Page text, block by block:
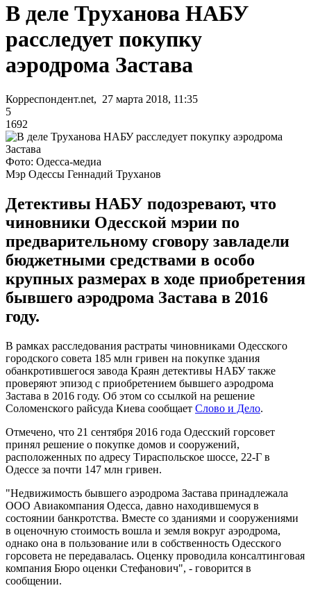
В деле Труханова НАБУ
расследует покупку
аэродрома Застава
Корреспондент.net, 27 марта 2018, 11:35
5
1692
Фото: Одесса-медиа
Мэр Одессы Геннадий Труханов
Детективы НАБУ подозревают, что
чиновники Одесской мэрии по
предварительному сговору завладели
бюджетными средствами в особо
крупных размерах в ходе приобретения
бывшего аэродрома Застава в 2016
году.
В рамках расследования растраты чиновниками Одесского
городского совета 185 млн гривен на покупке здания
обанкротившегося завода Краян детективы НАБУ также
проверяют эпизод с приобретением бывшего аэродрома
Застава в 2016 году. Об этом со ссылкой на решение
Соломенского райсуда Киева сообщает Слово и Дело.
Отмечено, что 21 сентября 2016 года Одесский горсовет
принял решение о покупке домов и сооружений,
расположенных по адресу Тираспольское шоссе, 22-Г в
Одессе за почти 147 млн ​​гривен.
"Недвижимость бывшего аэродрома Застава принадлежала
ООО Авиакомпания Одесса, давно находившемуся в
состоянии банкротства. Вместе со зданиями и сооружениями
в оценочную стоимость вошла и земля вокруг аэродрома,
однако она в пользование или в собственность Одесского
горсовета не передавалась. Оценку проводила консалтинговая
компания Бюро оценки Стефанович", - говорится в
сообщении.